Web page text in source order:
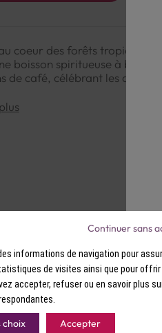
coeur des forêts tropicales
boisson spiritueuse à base
de café, célébrant les
torréfiées.
informations de navigation pour
de visites ainsi que pour offrir
accepter, refuser ou en savoir plus
choix Accepter
Continuer sans